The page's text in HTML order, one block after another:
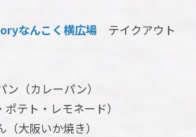
なんこく横広場
テイクアウト
（カレーパン）
テト・レモネード）
大阪いか焼き）